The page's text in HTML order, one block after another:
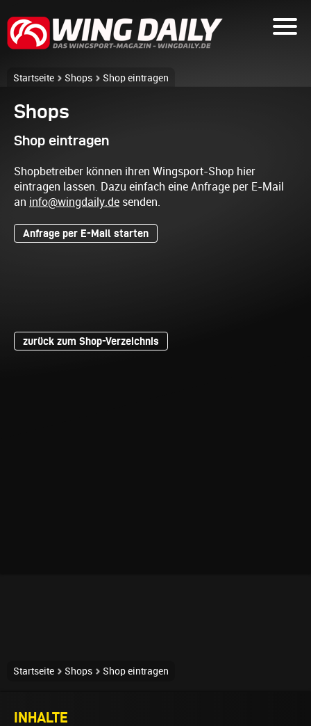
Startseite Shops Shop eintragen
Shops
Shop eintragen
Shopbetreiber können ihren Wingsport-Shop hier
eintragen lassen. Dazu einfach eine Anfrage per E-Mail
an info@wingdaily.de senden.
Anfrage per E-Mail starten
zurück zum Shop-Verzeichnis
Startseite Shops Shop eintragen
INHALTE